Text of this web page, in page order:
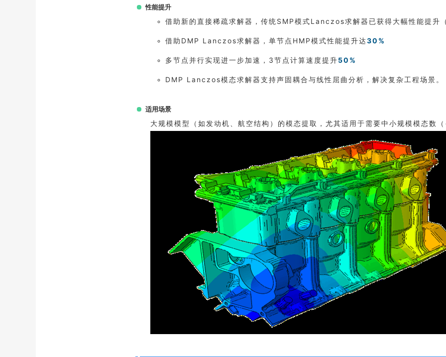
性能提升
借助新的直接稀疏求解器，传统SMP模式Lanczos求解器已获得大幅性能提升
借助DMP Lanczos求解器，单节点 HMP模式性能提升达30%
多节点并行实现进一步加速，3节点计算速度提升50%
DMP Lanczos模态求解器支持声固耦合与线性屈曲分析，解决复杂工程场景。
适用场景
大规模模型（如发动机、航空结构）的模态提取，尤其适用于需要中小规模模态数